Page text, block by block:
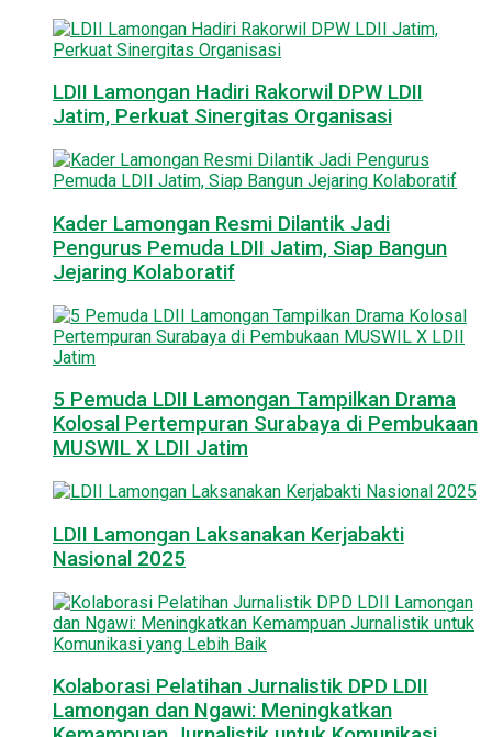
LDII Lamongan Hadiri Rakorwil DPW LDII
Jatim, Perkuat Sinergitas Organisasi
Kader Lamongan Resmi Dilantik Jadi
Pengurus Pemuda LDII Jatim, Siap Bangun
Jejaring Kolaboratif
5 Pemuda LDII Lamongan Tampilkan Drama
Kolosal Pertempuran Surabaya di Pembukaan
MUSWIL X LDII Jatim
LDII Lamongan Laksanakan Kerjabakti
Nasional 2025
Kolaborasi Pelatihan Jurnalistik DPD LDII
Lamongan dan Ngawi: Meningkatkan